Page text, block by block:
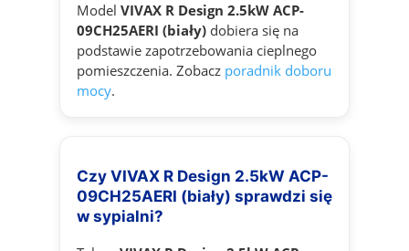
Model VIVAX R Design 2.5kW ACP-
09CH25AERI (biały)dobiera się na
podstawie zapotrzebowania cieplnego
pomieszczenia. Zobacz poradnik doboru
mocy.
Czy VIVAX R Design 2.5kW ACP-
09CH25AERI (biały) sprawdzi się
w sypialni?